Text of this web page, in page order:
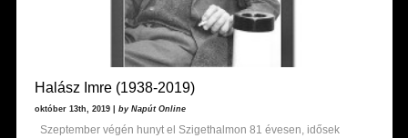
Halász Imre (1938-2019)
október 13th, 2019 | by Napút Online
Szeptember végén hunyt el Szigethalmon 81 évesen, idősek